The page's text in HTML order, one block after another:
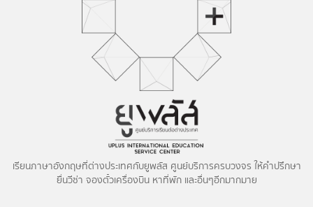
เรียนภาษาอังกฤษที่ต่างประเทศกับยูพลัส ศูนย์บริการครบวงจร ให้คำปรึกษา
ยื่นวีซ่า จองตั๋วเครื่องบิน หาที่พัก และอื่นๆอีกมากมาย